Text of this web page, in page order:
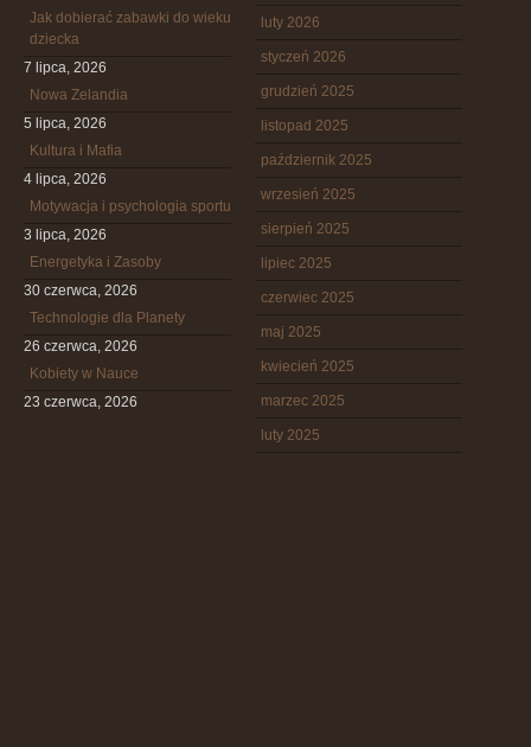
Jak dobierać zabawki do wieku
dziecka
7 lipca, 2026
Nowa Zelandia
5 lipca, 2026
Kultura i Mafia
4 lipca, 2026
Motywacja i psychologia sportu
3 lipca, 2026
Energetyka i Zasoby
30 czerwca, 2026
Technologie dla Planety
26 czerwca, 2026
Kobiety w Nauce
23 czerwca, 2026
luty 2026
styczeń 2026
grudzień 2025
listopad 2025
październik 2025
wrzesień 2025
sierpień 2025
lipiec 2025
czerwiec 2025
maj 2025
kwiecień 2025
marzec 2025
luty 2025